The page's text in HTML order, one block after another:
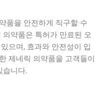
품을 안전하게 직구할 수
약품은 특허가 만료된 오
으며, 효과와 안전성이 입
제네릭 의약품을 고객들이
습니다.